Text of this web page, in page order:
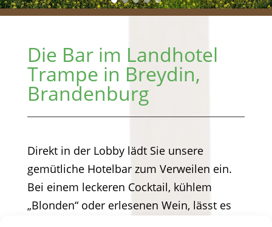
Die Bar im Landhotel
Trampe in Breydin,
Brandenburg
Direkt in der Lobby lädt Sie unsere
gemütliche Hotelbar zum Verweilen ein.
Bei einem leckeren Cocktail, kühlem
„Blonden“ oder erlesenen Wein, lässt es